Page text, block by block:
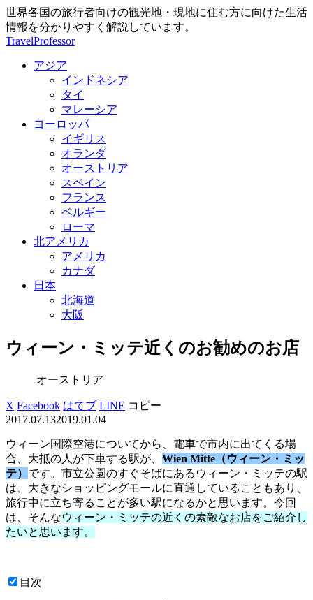
世界各国の旅行者向けの観光地・現地に住む方に向けた生活
情報を分かりやすく解説しています。
TravelProfessor
アジア
インドネシア
タイ
マレーシア
ヨーロッパ
イギリス
オランダ
オーストリア
スペイン
フランス
ベルギー
ローマ
北アメリカ
アメリカ
カナダ
日本
北海道
大阪
ウィーン・ミッテ近くのお勧めのお店
オーストリア
X Facebook はてブ LINE コピー
2017.07.132019.01.04
ウィーン国際空港についてから、電車で市内に出てくる場
合、大抵の人が下車する駅が、 Wien Mitte（ウィーン・ミッ
テ） です。市立公園のすぐそばにあるウィーン・ミッテの駅
は、大きなショッピングモールに直通していることもあり、
旅行中に立ち寄ることが多い駅になるかと思います。今回
は、そんなウィーン・ミッテの近くの素敵なお店をご紹介し
たいと思います。
目次